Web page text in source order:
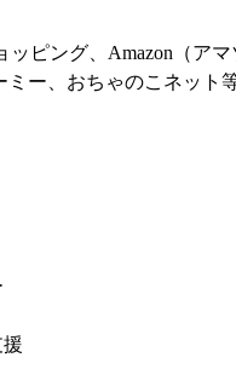
ッピング、Amazon（ア
ミー、おちゃのこネッ